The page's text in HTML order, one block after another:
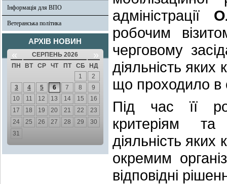
Інформація для ВПО
Ветеранська політика
АРХІВ НОВИН
« СЕРПЕНЬ 2026 »
ПН ВТ СР ЧТ ПТ СБ
НД
1
2
3
4 5 6 7 8
9
10
11 12 13 14 15
16
17
18 19 20 21 22
23
24
25 26 27 28 29
30
31
адміністрації
робочим
черговому
діяльність
що проходило в
Під час її
критеріям та
діяльність
окремим
відповідні